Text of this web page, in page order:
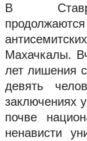
В
Махачкалы.
лет лишения
девять
заключениях
почве
ненависти